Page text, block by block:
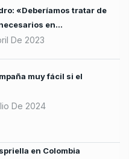
«Deberíamos tratar de
en…
De 2023
muy fácil si el
De 2024
en Colombia